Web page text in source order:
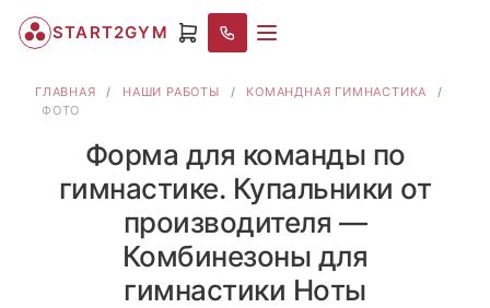
START2GYM
ГЛАВНАЯ / НАШИ РАБОТЫ / КОМАНДНАЯ ГИМНАСТИКА
/
ФОТО
Форма для команды по
гимнастике. Купальники от
производителя —
Комбинезоны для
гимнастики Нoты